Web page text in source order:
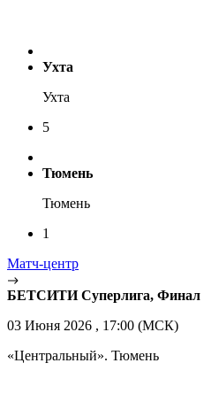
Ухта
Ухта
5
Тюмень
Тюмень
1
Матч-центр
БЕТСИТИ Суперлига, Финал
03 Июня 2026 , 17:00 (МСК)
«Центральный». Тюмень